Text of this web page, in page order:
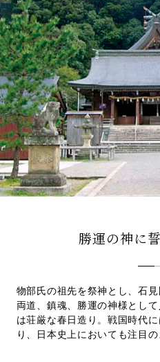
衣裳を探す
和婚コラム
先輩カップル実例
クリッ
勝運の神に
物部氏の祖先を祭神とし、石
両道、鎮魂、勝運の神様とし
は荘厳な春日造り。戦国時代
り、日本史上においても注目の